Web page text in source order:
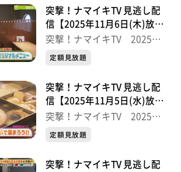
突撃！ナマイキTV 見逃し配
信【2025年11月6日(木)放送
分】
突撃！ナマイキTV 2025後
半
定額見放題
突撃！ナマイキTV 見逃し配
信【2025年11月5日(水)放送
分】
突撃！ナマイキTV 2025後
半
定額見放題
突撃！ナマイキTV 見逃し配